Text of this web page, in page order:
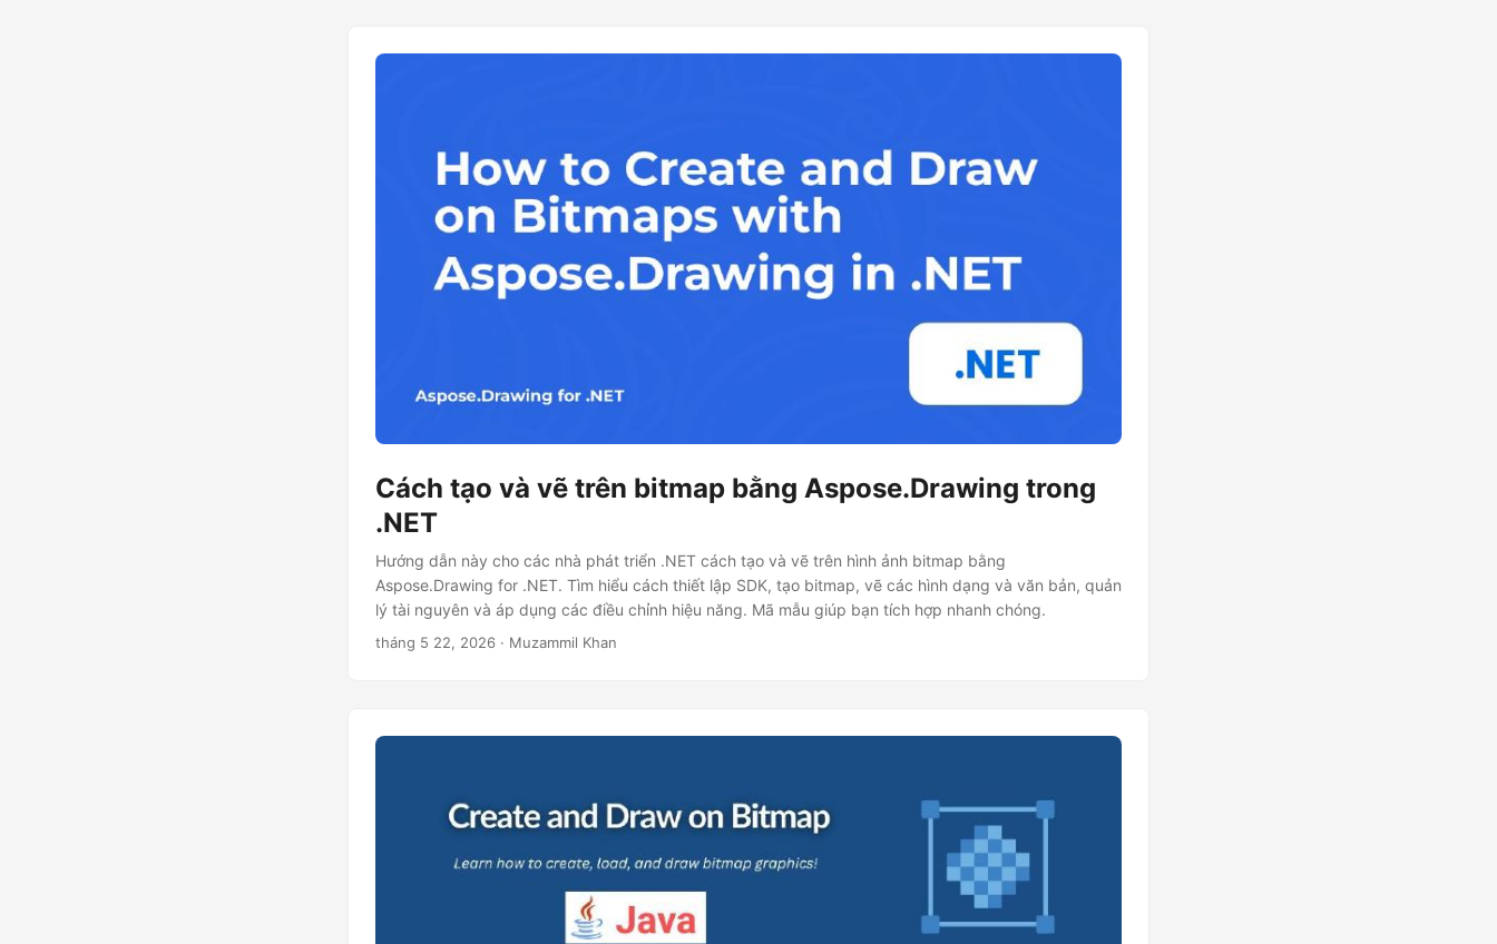
Cách tạo và vẽ trên bitmap bằng Aspose.Drawing trong
.NET
Hướng dẫn này cho các nhà phát triển .NET cách tạo và vẽ trên hình ảnh bitmap bằng
Aspose.Drawing for .NET. Tìm hiểu cách thiết lập SDK, tạo bitmap, vẽ các hình dạng và văn bản, quản
lý tài nguyên và áp dụng các điều chỉnh hiệu năng. Mã mẫu giúp bạn tích hợp nhanh chóng.
tháng 5 22, 2026 · Muzammil Khan